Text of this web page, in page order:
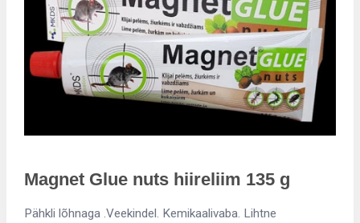
Magnet Glue nuts hiireliim 135 g
Pähkli lõhnaga .Veekindel. Kemikaalivaba. Lihtne